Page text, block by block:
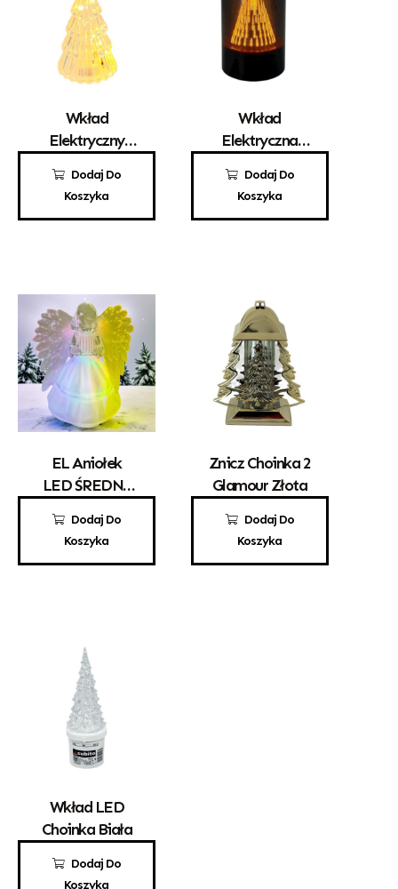
Dodaj Do
Koszyka
Wkład
Elektryczny
1382
10,00 zł
Dodaj Do
Koszyka
Wkład
Elektryczna
LED 147
25,00 zł
Dodaj Do
Koszyka
EL Aniołek
LED ŚREDNI
25,00 zł
Dodaj Do
Koszyka
Znicz Choinka 2
Glamour Złota
80,00 zł
Dodaj Do
Koszyka
Wkład LED
Choinka Biała
12,00 zł